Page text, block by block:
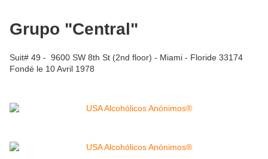
Grupo "Central"
Suit# 49 - 9600 SW 8th St (2nd floor) - Miami - Floride 33174
Fondé le 10 Avril 1978